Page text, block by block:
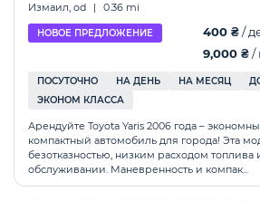
Измаил, od | 0.36 mi
НОВОЕ ПРЕДЛОЖЕНИЕ 400 ₴/
9,000 ₴/
ПОСУТОЧНО НА ДЕНЬ НА МЕСЯЦ
ЭКОНОМ КЛАССА
Арендуйте Toyota Yaris 2006 года –
компактный автомобиль для города! Эта
безотказностью, низким расходом топлива
обслуживании. Маневренность и компак...